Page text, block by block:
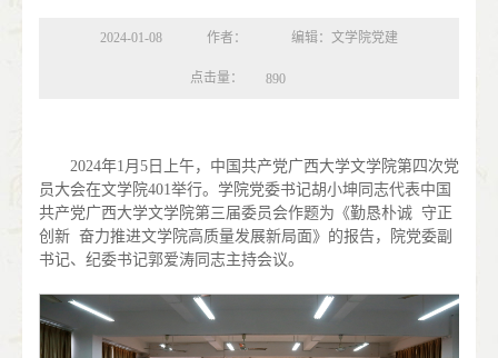
2024-01-08 作者： 编辑：文学院党建
点击量： 890
2024年1月5日上午，中国共产党广西大学文学院第四次党
员大会在文学院401举行。学院党委书记胡小坤同志代表中国
共产党广西大学文学院第三届委员会作题为《勤恳朴诚 守正
创新 奋力推进文学院高质量发展新局面》的报告，院党委副
书记、纪委书记郭爱涛同志主持会议。